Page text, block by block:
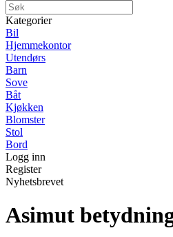
Kategorier
Bil
Hjemmekontor
Utendørs
Barn
Sove
Båt
Kjøkken
Blomster
Stol
Bord
Logg inn
Register
Nyhetsbrevet
Asimut